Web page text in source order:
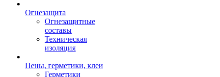
Огнезащита
Огнезащитные
составы
Техническая
изоляция
Пены, герметики, клеи
Герметики